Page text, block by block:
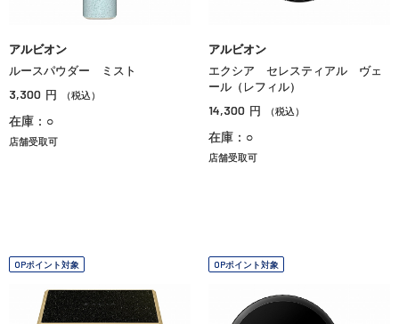
アルビオン
ルースパウダー ミスト
3,300 円 （税込）
在庫：○
店舗受取可
アルビオン
エクシア セレスティアル ヴェ
ール（レフィル）
14,300 円 （税込）
在庫：○
店舗受取可
OPポイント対象 OPポイント対象